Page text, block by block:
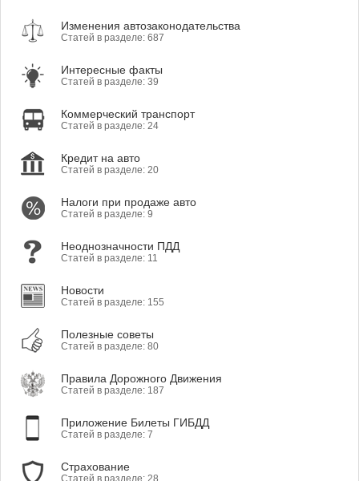
Изменения автозаконодательства
Статей в разделе: 687
Интересные факты
Статей в разделе: 39
Коммерческий транспорт
Статей в разделе: 24
Кредит на авто
Статей в разделе: 20
Налоги при продаже авто
Статей в разделе: 9
Неоднозначности ПДД
Статей в разделе: 11
Новости
Статей в разделе: 155
Полезные советы
Статей в разделе: 80
Правила Дорожного Движения
Статей в разделе: 187
Приложение Билеты ГИБДД
Статей в разделе: 7
Страхование
Статей в разделе: 28